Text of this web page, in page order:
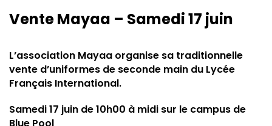
Vente Mayaa – Samedi 17 juin
L’association Mayaa organise sa traditionnelle
vente d’uniformes de seconde main du Lycée
Français International.
Samedi 17 juin de 10h00 à midi sur le campus de
Blue Pool